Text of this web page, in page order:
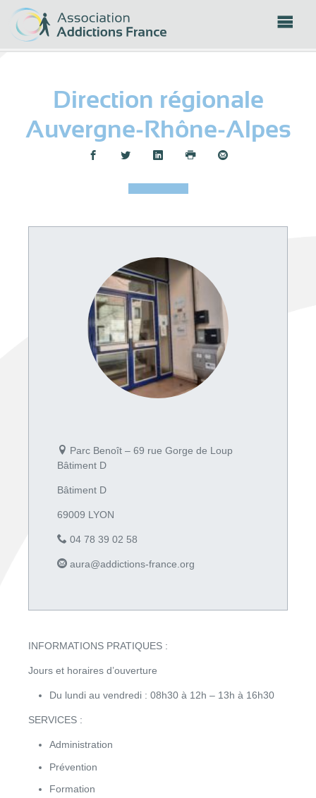
Direction régionale
Auvergne-Rhône-Alpes
Partager :
Parc Benoît – 69 rue Gorge de Loup
Bâtiment D
Bâtiment D
69009 LYON
04 78 39 02 58
aura@addictions-france.org
INFORMATIONS PRATIQUES :
Jours et horaires d’ouverture
Du lundi au vendredi : 08h30 à 12h – 13h à 16h30
SERVICES :
Administration
Prévention
Formation
Panneau de gestion des cookies